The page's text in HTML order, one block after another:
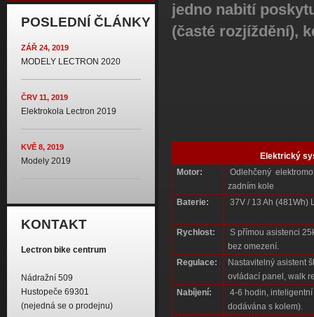
POSLEDNÍ ČLÁNKY
ZÁŘ 24, 2019
MODELY LECTRON 2020
ČRV 11, 2019
Elektrokola Lectron 2019
KVĚ 8, 2019
Modely 2019
KONTAKT
Lectron bike centrum
Nádražní 509
Hustopeče 69301
(nejedná se o prodejnu)
jedno nabití
(časté rozjíždění),
Elektrický
Motor:
Odlehčený
zadním kole
Baterie:
37V / 13 Ah (481Wh)
Rychlost:
S přímou asistenci
bez omezení.
Regulace:
Nastavitelný asistent
ovládací panel, walk
Nabíjení:
4-6 hodin,
dodávána s kolem).